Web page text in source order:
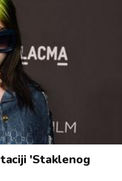
'Staklenog